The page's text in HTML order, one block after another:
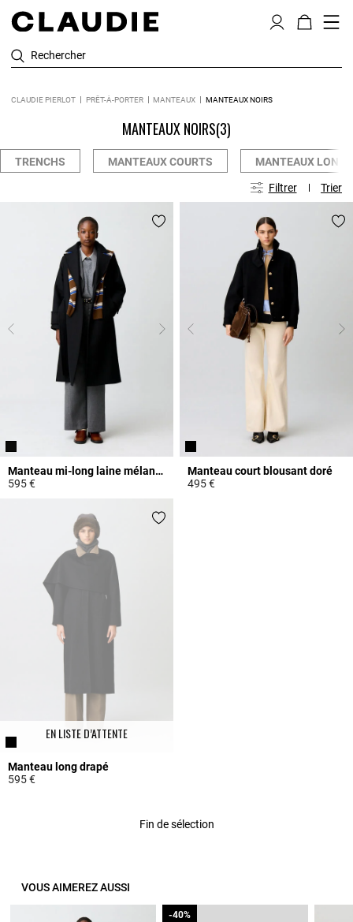
Rechercher
CLAUDIE PIERLOT PRÊT-À-PORTER MANTEAUX MANTEAUX NOIRS
MANTEAUX NOIRS(3)
TRENCHS MANTEAUX COURTS MANTEAUX LONGS
Filtrer Trier
Manteau mi-long laine mélangée
595 €
Manteau court blousant doré
495 €
EN LISTE D’ATTENTE
Manteau long drapé
595 €
Fin de sélection
VOUS AIMEREZ AUSSI
-40%
-40%